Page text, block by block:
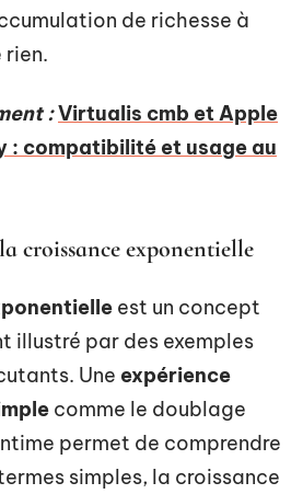
de richesse à
rien.
:Virtualis cmb et Apple
: compatibilité et usage au
croissance exponentielle
est un concept
illustré par des exemples
Une expérience
comme le doublage
permet de comprendre
simples, la croissance